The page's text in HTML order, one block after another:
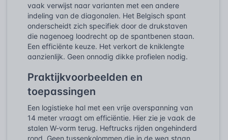
vaak verwijst naar varianten met een andere
indeling van de diagonalen. Het Belgisch spant
onderscheidt zich specifiek door de drukstaven
die nagenoeg loodrecht op de spantbenen staan.
Een efficiënte keuze. Het verkort de kniklengte
aanzienlijk. Geen onnodig dikke profielen nodig.
Praktijkvoorbeelden en
toepassingen
Een logistieke hal met een vrije overspanning van
14 meter vraagt om efficiëntie. Hier zie je vaak de
stalen W-vorm terug. Heftrucks rijden ongehinderd
rond. Geen tussenkolommen die in de weg staan.